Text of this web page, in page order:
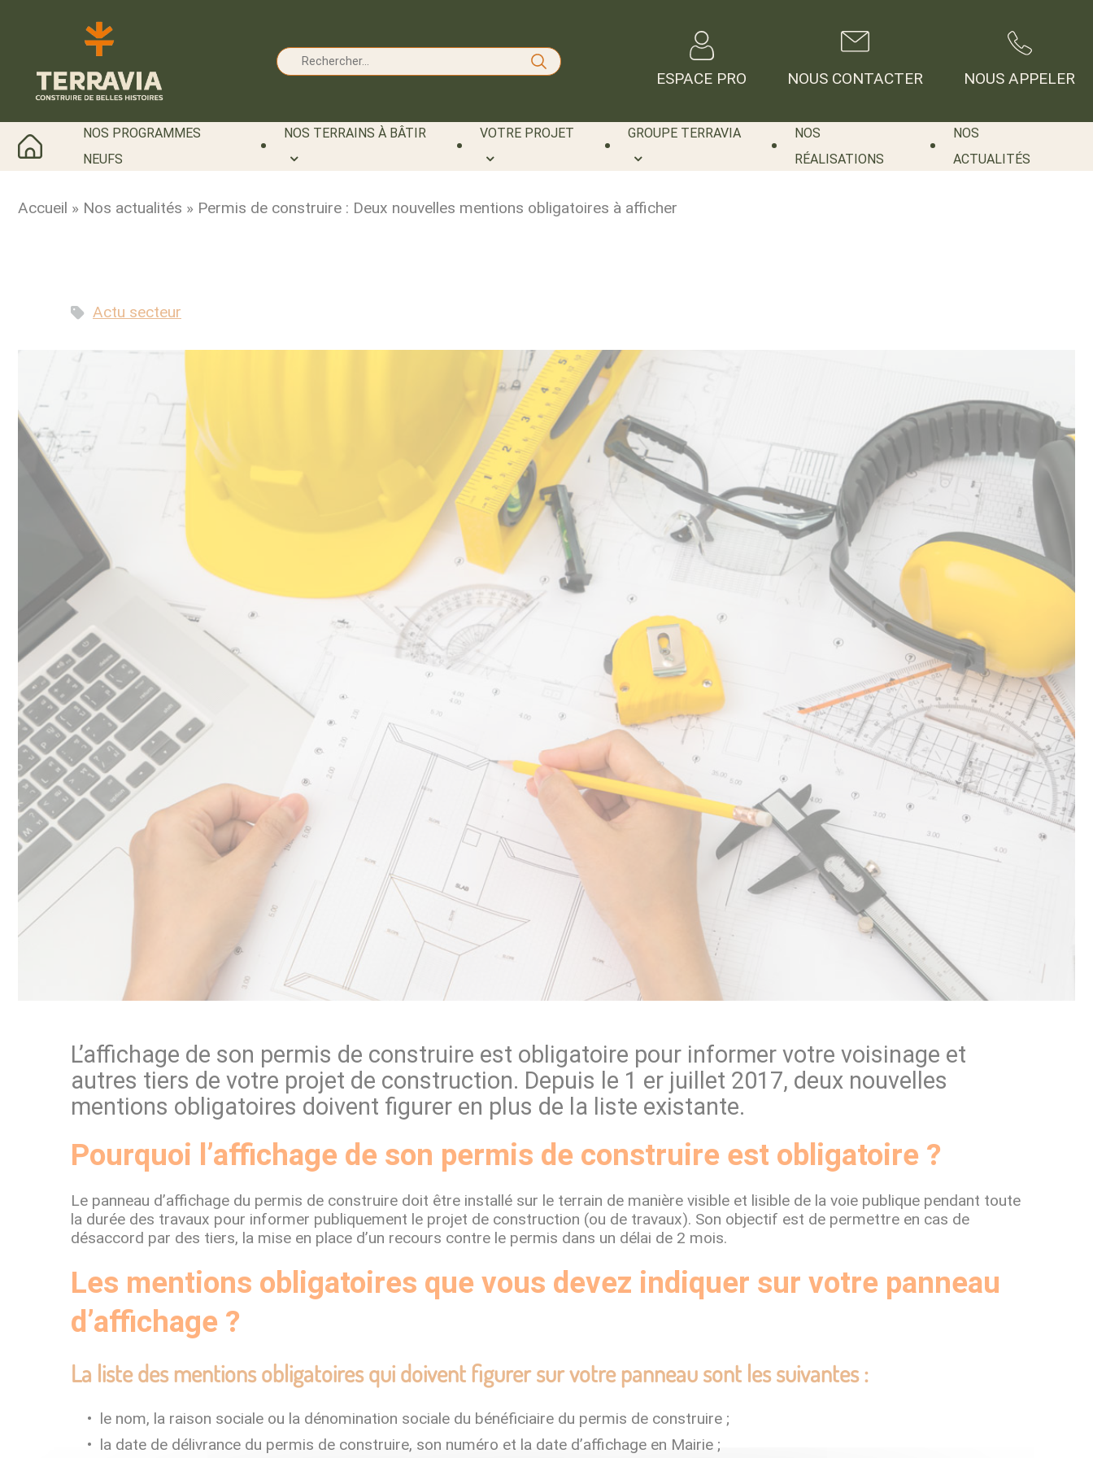
ESPACE PRO NOUS CONTACTER NOUS APPELER
NOS PROGRAMMES
NEUFS
NOS TERRAINS À BÂTIR VOTRE PROJET GROUPE TERRAVIA
NOS
RÉALISATIONS
NOS
ACTUALITÉS
Accueil » Nos actualités » Permis de construire : Deux nouvelles mentions obligatoires à afficher
Actu secteur
L’affichage de son permis de construire est obligatoire pour informer votre voisinage et
autres tiers de votre projet de construction. Depuis le 1 er juillet 2017, deux nouvelles
mentions obligatoires doivent figurer en plus de la liste existante.
Pourquoi l’affichage de son permis de construire est obligatoire ?
Le panneau d’affichage du permis de construire doit être installé sur le terrain de manière visible et lisible de la voie publique pendant toute
la durée des travaux pour informer publiquement le projet de construction (ou de travaux). Son objectif est de permettre en cas de
désaccord par des tiers, la mise en place d’un recours contre le permis dans un délai de 2 mois.
Les mentions obligatoires que vous devez indiquer sur votre panneau
d’affichage ?
La liste des mentions obligatoires qui doivent figurer sur votre panneau sont les suivantes :
le nom, la raison sociale ou la dénomination sociale du bénéficiaire du permis de construire ;
la date de délivrance du permis de construire, son numéro et la date d’affichage en Mairie ;